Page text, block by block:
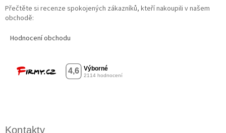
Přečtěte si recenze spokojených zákazníků, kteří nakoupili v našem
obchodě:
Hodnocení obchodu
Kontakty